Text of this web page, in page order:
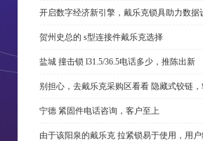
开启数字经济新引擎，戴乐克锁具助力数据
贺州史总的 s型连接件戴乐克选择
盐城 撞击锁 l31.5/36.5电话多少，推陈出新
别担心，去戴乐克采购区看看 隐藏式铰链
宁德 紧固件电话咨询，客户至上
由于该阳泉的戴乐克 拉紧锁易于使用，用